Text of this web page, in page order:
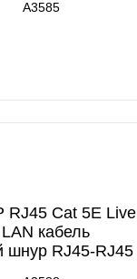
A3585
RJ45 Cat 5E Live
кабель
шнур RJ45-RJ45